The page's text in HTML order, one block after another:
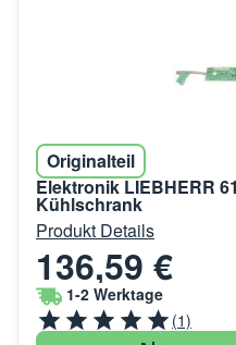
Originalteil
Elektronik LIEBHERR
Kühlschrank
Produkt Details
136,59 €
1-2 Werktage
(1)